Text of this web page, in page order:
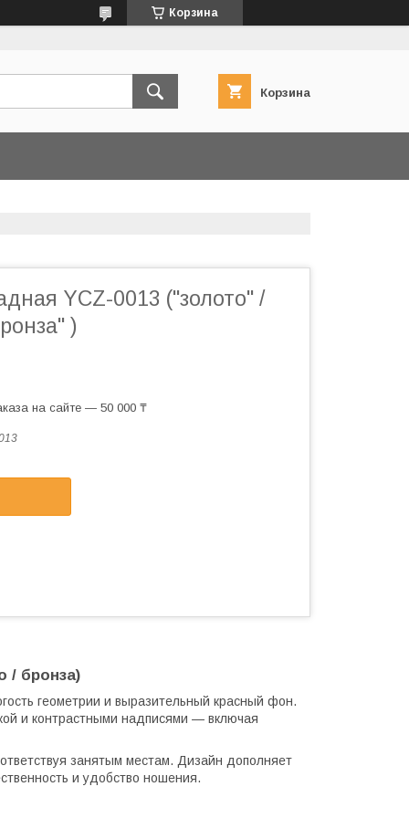
Корзина
Корзина
YCZ-0013 ("золото" /
)
на сайте — 50 000 ₸
/ бронза)
геометрии и выразительный красный фон.
и контрастными надписями — включая
занятым местам. Дизайн дополняет
и удобство ношения.